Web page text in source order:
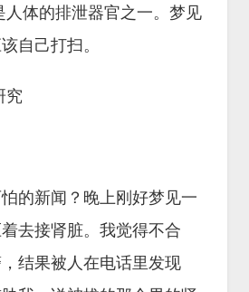
人体的排泄器官之一。梦见
自己打扫。
究
的新闻？晚上刚好梦见一
去接肾脏。我觉得不合
结果被人在电话里发现